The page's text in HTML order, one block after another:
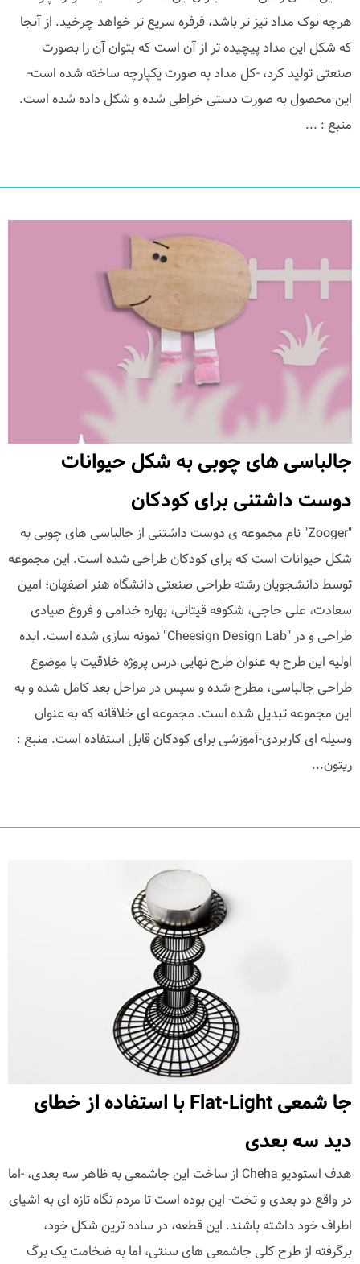
هرچه نوک مداد تیز تر باشد، فرفره سریع تر خواهد چرخید. از آنجا
که شکل این مداد پیچیده تر از آن است که بتوان آن را بصورت
صنعتی تولید کرد، -کل مداد به صورت یکپارچه ساخته شده است-
این محصول به صورت دستی خراطی شده و شکل داده شده است.
منبع : ...
جالباسی های چوبی به شکل حیوانات
دوست داشتنی برای کودکان
"Zooger" نام مجموعه ی دوست داشتنی از جالباسی های چوبی به
شکل حیوانات است که برای کودکان طراحی شده است. این مجموعه
توسط دانشجویان رشته طراحی صنعتی دانشگاه هنر اصفهان؛ امین
سعادت، علی حاجی، شکوفه قیتانی، بهاره خدامی و فروغ صیادی
طراحی و در "Cheesign Design Lab" نمونه سازی شده است. ایده
اولیه این طرح به عنوان طرح نهایی درس پروژه خلاقیت با موضوع
طراحی جالباسی، مطرح شده و سپس در مراحل بعد کامل شده و به
این مجموعه تبدیل شده است. مجموعه ای خلاقانه که به عنوان
وسیله ای کاربردی-آموزشی برای کودکان قابل استفاده است. منبع :
ریتون...
جا شمعی Flat-Light با استفاده از خطای
دید سه بعدی
هدف استودیو Cheha از ساخت این جاشمعی به ظاهر سه بعدی، -اما
در واقع دو بعدی و تخت- این بوده است تا مردم نگاه تازه ای به اشیای
اطراف خود داشته باشند. این قطعه، در ساده ترین شکل خود،
برگرفته از طرح کلی جاشمعی های سنتی، اما به ضخامت یک برگ